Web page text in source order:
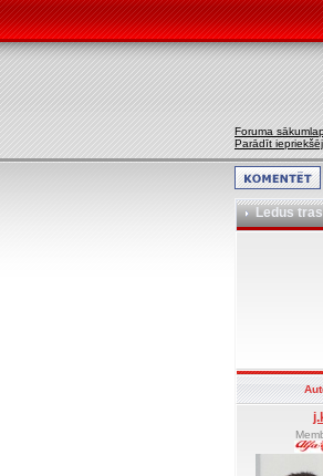
Foruma
Parādīt
Ledus